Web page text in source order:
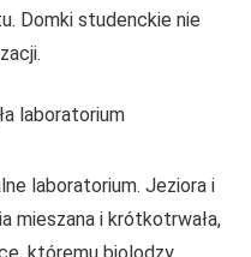
Domki studenckie nie
laboratorium
laboratorium. Jeziora i
mieszana i krótkotrwała,